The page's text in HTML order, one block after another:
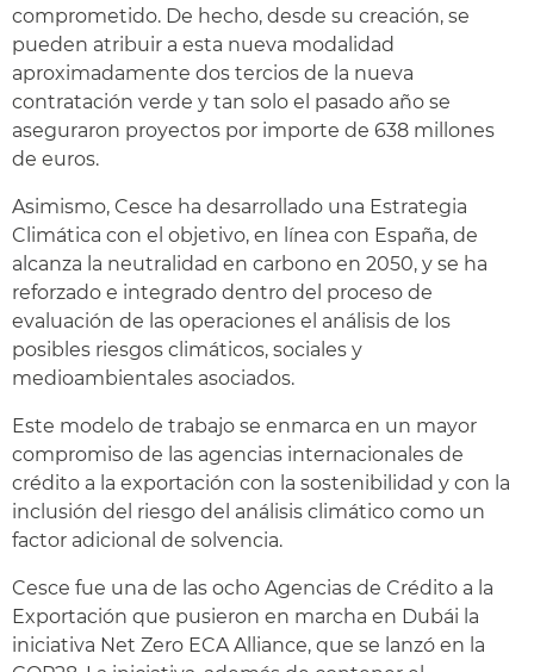
comprometido. De hecho, desde su creación, se
pueden atribuir a esta nueva modalidad
aproximadamente dos tercios de la nueva
contratación verde y tan solo el pasado año se
aseguraron proyectos por importe de 638 millones
de euros.
Asimismo, Cesce ha desarrollado una Estrategia
Climática con el objetivo, en línea con España, de
alcanza la neutralidad en carbono en 2050, y se ha
reforzado e integrado dentro del proceso de
evaluación de las operaciones el análisis de los
posibles riesgos climáticos, sociales y
medioambientales asociados.
Este modelo de trabajo se enmarca en un mayor
compromiso de las agencias internacionales de
crédito a la exportación con la sostenibilidad y con la
inclusión del riesgo del análisis climático como un
factor adicional de solvencia.
Cesce fue una de las ocho Agencias de Crédito a la
Exportación que pusieron en marcha en Dubái la
iniciativa Net Zero ECA Alliance, que se lanzó en la